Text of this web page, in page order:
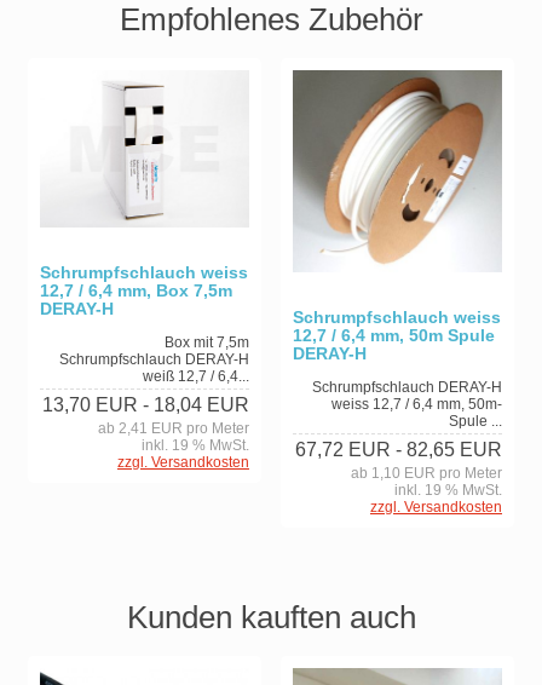
Empfohlenes Zubehör
Schrumpfschlauch weiss
12,7 / 6,4 mm, Box 7,5m
DERAY-H
Box mit 7,5m
Schrumpfschlauch DERAY-H
weiß 12,7 / 6,4...
13,70 EUR - 18,04 EUR
ab 2,41 EUR pro Meter
inkl. 19 % MwSt.
zzgl. Versandkosten
Schrumpfschlauch weiss
12,7 / 6,4 mm, 50m Spule
DERAY-H
Schrumpfschlauch DERAY-H
weiss 12,7 / 6,4 mm, 50m-
Spule ...
67,72 EUR - 82,65 EUR
ab 1,10 EUR pro Meter
inkl. 19 % MwSt.
zzgl. Versandkosten
Kunden kauften auch